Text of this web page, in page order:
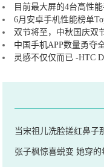
目前最大屏的4台高性
6月安卓手机性能榜单
双节将至，中秋国庆双
中国手机APP数量勇夺
灵感不仅仅而已 -HTC
当宋祖儿洗脸搓红鼻子
张子枫惊喜蜕变 她穿